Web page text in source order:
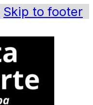
Skip to footer